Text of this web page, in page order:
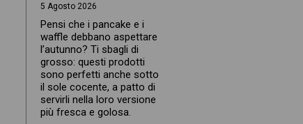
5 Agosto 2026
Pensi che i pancake e i
waffle debbano aspettare
l’autunno? Ti sbagli di
grosso: questi prodotti
sono perfetti anche sotto
il sole cocente, a patto di
servirli nella loro versione
più fresca e golosa.